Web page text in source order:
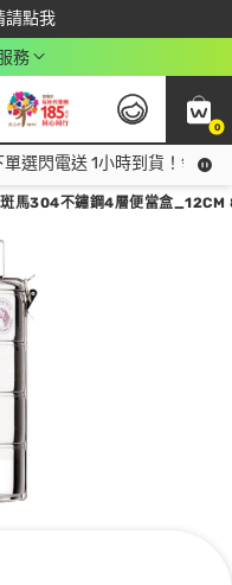
請點我
饋$350
務
0
單選閃電送 1小時到貨！領神
馬304不鏽鋼4層便當盒_12CM